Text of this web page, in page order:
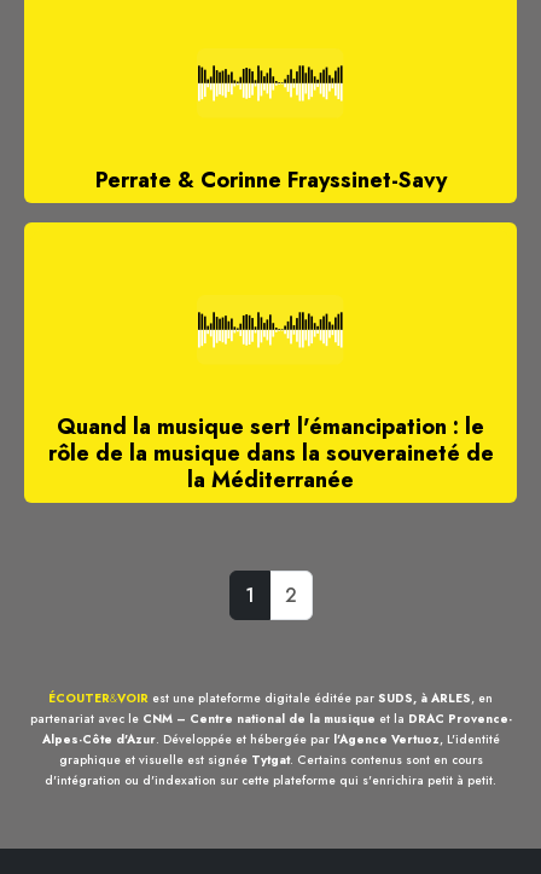
Perrate & Corinne Frayssinet-Savy
Quand la musique sert l'émancipation : le
rôle de la musique dans la souveraineté de
la Méditerranée
1 2
ÉCOUTER&VOIR est une plateforme digitale éditée par SUDS, à ARLES, en
partenariat avec le CNM – Centre national de la musique et la DRAC Provence-
Alpes-Côte d'Azur. Développée et hébergée par l'Agence Vertuoz, L'identité
graphique et visuelle est signée Tytgat. Certains contenus sont en cours
d'intégration ou d'indexation sur cette plateforme qui s'enrichira petit à petit.